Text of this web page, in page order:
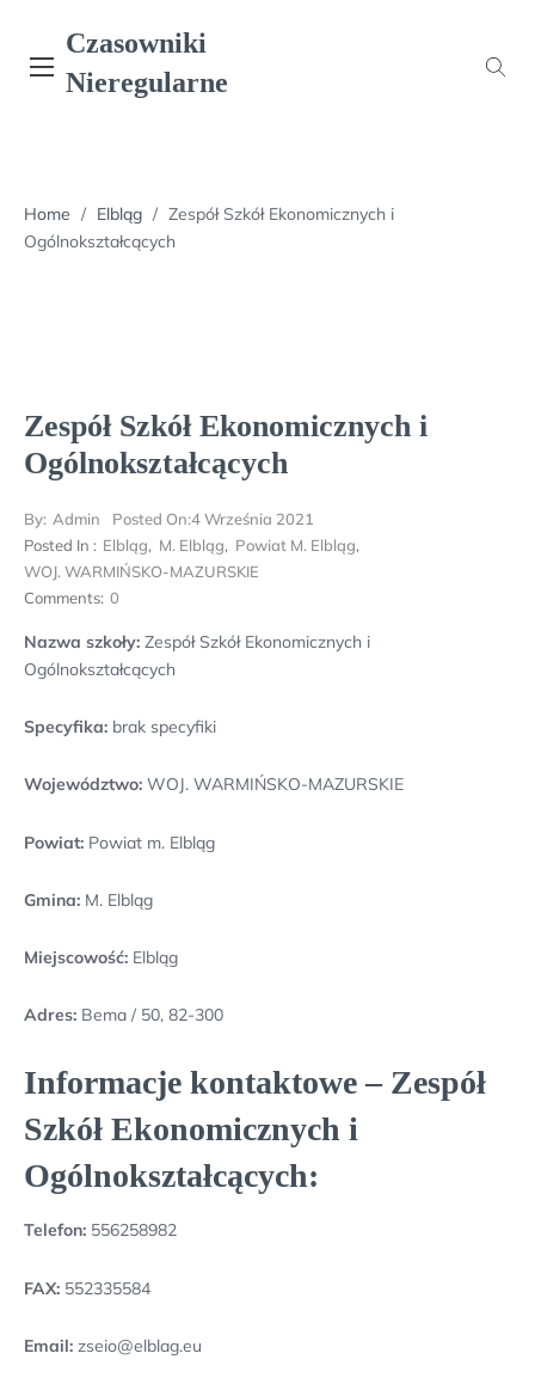
content
Czasowniki
Nieregularne
Home / Elbląg / Zespół Szkół Ekonomicznych i
Ogólnokształcących
Zespół Szkół Ekonomicznych i
Ogólnokształcących
By: Admin Posted On:4 Września 2021
Posted In : Elbląg, M. Elbląg, Powiat M. Elbląg,
WOJ. WARMIŃSKO-MAZURSKIE
Comments: 0
Nazwa szkoły: Zespół Szkół Ekonomicznych i
Ogólnokształcących
Specyfika: brak specyfiki
Województwo: WOJ. WARMIŃSKO-MAZURSKIE
Powiat: Powiat m. Elbląg
Gmina: M. Elbląg
Miejscowość: Elbląg
Adres: Bema / 50, 82-300
Informacje kontaktowe – Zespół
Szkół Ekonomicznych i
Ogólnokształcących:
Telefon: 556258982
FAX: 552335584
Email: zseio@elblag.eu